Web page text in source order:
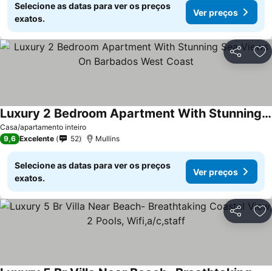
Selecione as datas para ver os preços
exatos.
Ver preços
Partilhar
Casa/apartamento inteiro
Luxury 2 Bedroom Apartment With Stunning Sea Views On Barbados West Coast
9,6 Excelente 52 Mullins
Selecione as datas para ver os preços
exatos.
Ver preços
Partilhar